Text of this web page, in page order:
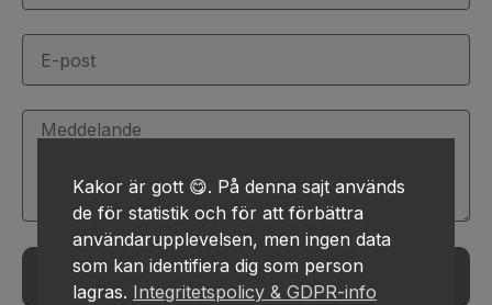
post
Meddelande
Skicka
Kakor är gott 😋. På denna sajt används
de för statistik och för att förbättra
användarupplevelsen, men ingen data
som kan identifiera dig som person
lagras. Integritetspolicy & GDPR-info